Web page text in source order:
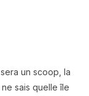
un scoop, la
sais quelle île